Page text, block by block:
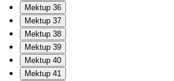
Mektup 36
Mektup 37
Mektup 38
Mektup 39
Mektup 40
Mektup 41